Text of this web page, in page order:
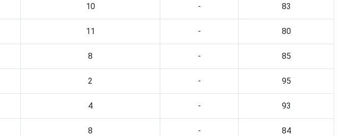
10 - 83
11 - 80
8 - 85
2 - 95
4 - 93
8 - 84